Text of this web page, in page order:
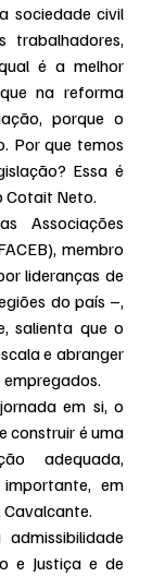
sociedade civil
é a melhor
na reforma
porque o
Por que temos
Essa é
Cotait Neto.
Associações
membro
lideranças de
do país –,
salienta que o
e abranger
em si, o
construir é uma
adequada,
em
Cavalcante.
e Justiça e de